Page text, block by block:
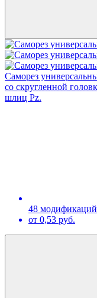
Саморез
со скругленной
шлиц Pz.
48 модификаций
от 0,53 руб.